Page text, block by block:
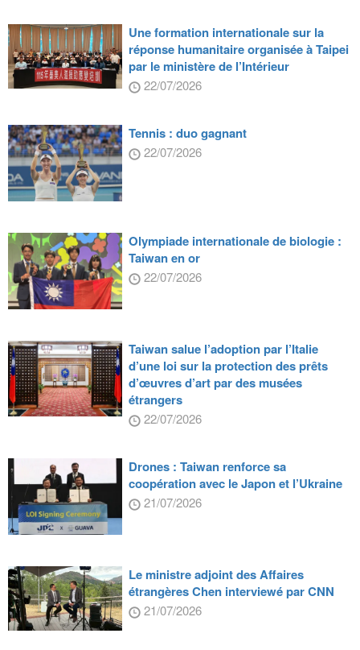
Une formation internationale sur la
réponse humanitaire organisée à Taipei
par le ministère de l’Intérieur
22/07/2026
Tennis : duo gagnant
22/07/2026
Olympiade internationale de biologie :
Taiwan en or
22/07/2026
Taiwan salue l’adoption par l’Italie
d’une loi sur la protection des prêts
d’œuvres d’art par des musées
étrangers
22/07/2026
Drones : Taiwan renforce sa
coopération avec le Japon et l’Ukraine
21/07/2026
Le ministre adjoint des Affaires
étrangères Chen interviewé par CNN
21/07/2026